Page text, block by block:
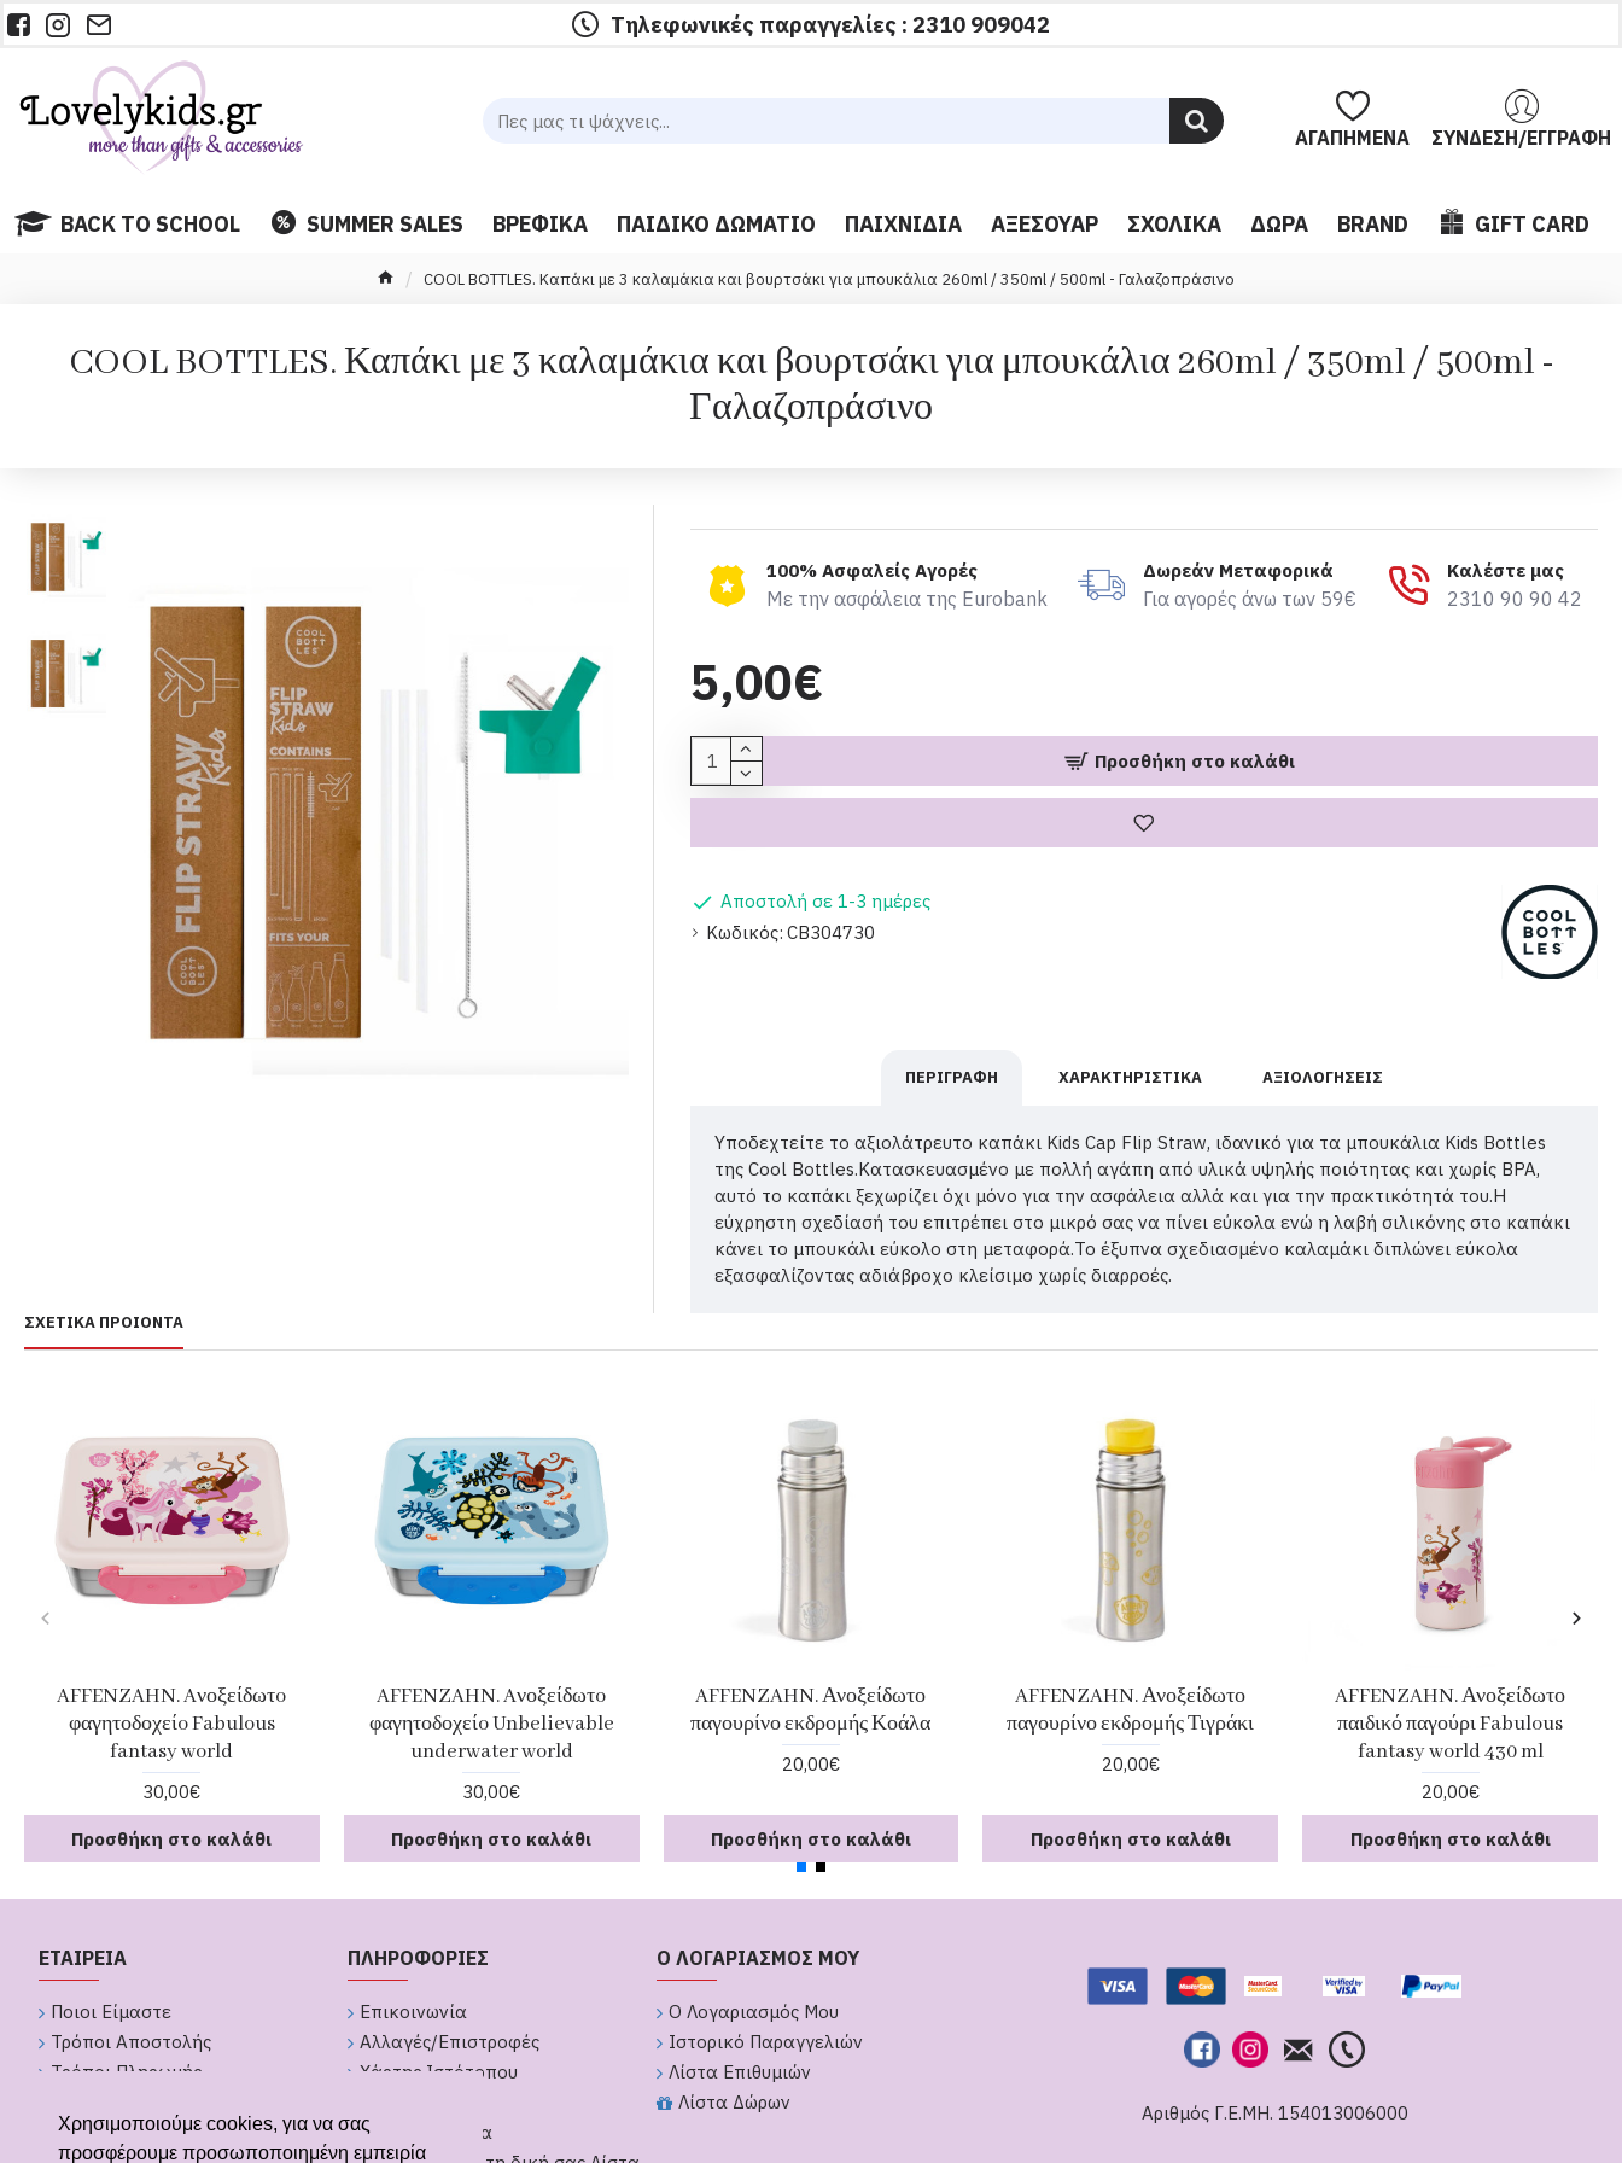
Χρησιμοποιούμε cookies, για να σας
προσφέρουμε προσωποποιημένη εμπειρία
Τηλεφωνικές παραγγελίες : 2310 909042
ΑΓΑΠΗΜΈΝΑ ΣΎΝΔΕΣΗ/ΕΓΓΡΑΦΉ
BACK TO SCHOOL SUMMER SALES ΒΡΕΦΙΚΆ ΠΑΙΔΙΚΌ ΔΩΜΆΤΙΟ ΠΑΙΧΝΊΔΙΑ ΑΞΕΣΟΥΆΡ ΣΧΟΛΙΚΆ ΔΏΡΑ BRAND GIFT CARD
COOL BOTTLES. Καπάκι με 3 καλαμάκια και βουρτσάκι για μπουκάλια 260ml / 350ml / 500ml - Γαλαζοπράσινο
COOL BOTTLES. Καπάκι με 3 καλαμάκια και βουρτσάκι για μπουκάλια 260ml / 350ml / 500ml -
Γαλαζοπράσινο
100% Ασφαλείς Αγορές
Με την ασφάλεια της Eurobank
Δωρεάν Μεταφορικά
Για αγορές άνω των 59€
Καλέστε μας
2310 90 90 42
Αποστολή σε 1-3 ημέρες
Κωδικός: CB304730
5,00€
Προσθήκη στο καλάθι
ΠΕΡΙΓΡΑΦΉ ΧΑΡΑΚΤΗΡΙΣΤΙΚΆ ΑΞΙΟΛΟΓΉΣΕΙΣ
Υποδεχτείτε το αξιολάτρευτο καπάκι Kids Cap Flip Straw, ιδανικό για τα μπουκάλια Kids Bottles
της Cool Bottles.Κατασκευασμένο με πολλή αγάπη από υλικά υψηλής ποιότητας και χωρίς BPA,
αυτό το καπάκι ξεχωρίζει όχι μόνο για την ασφάλεια αλλά και για την πρακτικότητά του.Η
εύχρηστη σχεδίασή του επιτρέπει στο μικρό σας να πίνει εύκολα ενώ η λαβή σιλικόνης στο καπάκι
κάνει το μπουκάλι εύκολο στη μεταφορά.Το έξυπνα σχεδιασμένο καλαμάκι διπλώνει εύκολα
εξασφαλίζοντας αδιάβροχο κλείσιμο χωρίς διαρροές.
ΣΧΕΤΙΚΆ ΠΡΟΙΌΝΤΑ
AFFENZAHN. Aνοξείδωτo
φαγητοδοχείo Fabulous
fantasy world
30,00€
Προσθήκη στο καλάθι
AFFENZAHN. Aνοξείδωτo
φαγητοδοχείo Unbelievable
underwater world
30,00€
Προσθήκη στο καλάθι
AFFENZAHN. Ανοξείδωτο
παγουρίνο εκδρομής Κοάλα
20,00€
Προσθήκη στο καλάθι
AFFENZAHN. Ανοξείδωτο
παγουρίνο εκδρομής Τιγράκι
20,00€
Προσθήκη στο καλάθι
AFFENZAHN. Ανοξείδωτο
παιδικό παγούρι Fabulous
fantasy world 430 ml
20,00€
Προσθήκη στο καλάθι
ΕΤΑΙΡΕΙΑ
Ποιοι Είμαστε
Τρόποι Αποστολής
Τρόποι Πληρωμής
Όροι Χρήσης
ΠΛΗΡΟΦΟΡΙΕΣ
Επικοινωνία
Αλλαγές/Επιστροφές
Χάρτης Ιστότοπου
GDPR Εργαλεία
Ο ΛΟΓΑΡΙΑΣΜΟΣ ΜΟΥ
Ο Λογαριασμός Μου
Ιστορικό Παραγγελιών
Λίστα Επιθυμιών
Λίστα Δώρων
Αριθμός Γ.Ε.ΜΗ. 154013006000